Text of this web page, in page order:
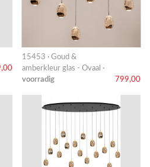
15453 · Goud &
amberkleur glas - Ovaal ·
voorradig
799,00